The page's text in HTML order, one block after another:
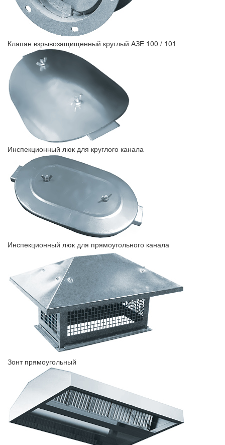
Клапан взрывозащищенный круглый АЗЕ 100 / 101
Инспекционный люк для круглого канала
Инспекционный люк для прямоугольного канала
Зонт прямоугольный